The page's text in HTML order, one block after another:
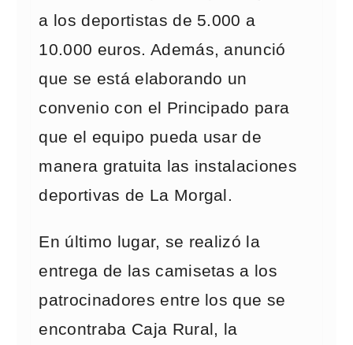
a los deportistas de 5.000 a
10.000 euros. Además, anunció
que se está elaborando un
convenio con el Principado para
que el equipo pueda usar de
manera gratuita las instalaciones
deportivas de La Morgal.
En último lugar, se realizó la
entrega de las camisetas a los
patrocinadores entre los que se
encontraba Caja Rural, la